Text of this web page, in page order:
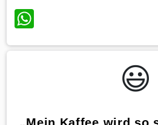
WhatsApp
😃️
„Mein Kaffee wird so